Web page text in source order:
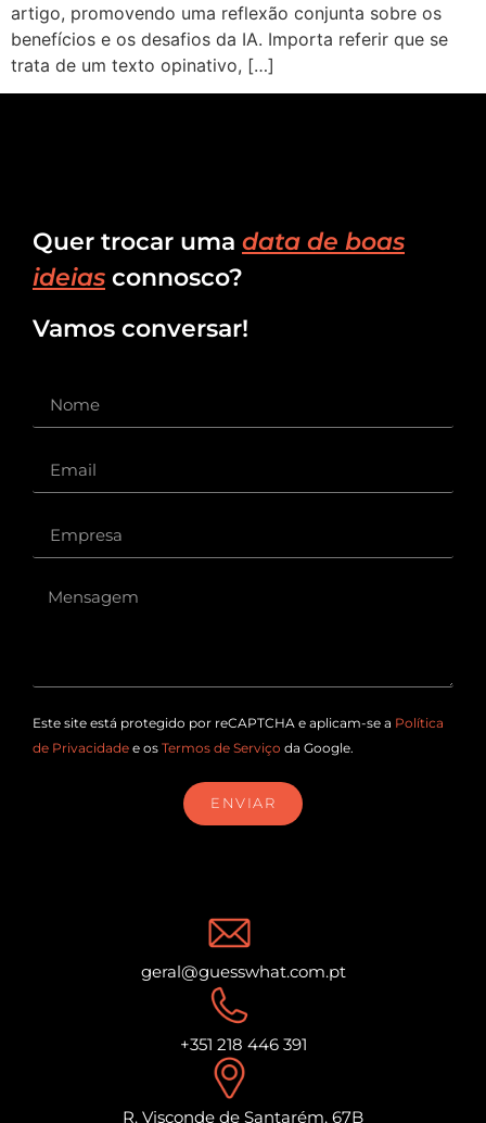
artigo, promovendo uma reflexão conjunta sobre os
benefícios e os desafios da IA. Importa referir que se
trata de um texto opinativo, […]
Quer trocar uma data de boas
ideias connosco?
Vamos conversar!
Este site está protegido por reCAPTCHA e aplicam-se a Política
de Privacidade e os Termos de Serviço da Google.
ENVIAR
geral@guesswhat.com.pt
+351 218 446 391
R. Visconde de Santarém, 67B